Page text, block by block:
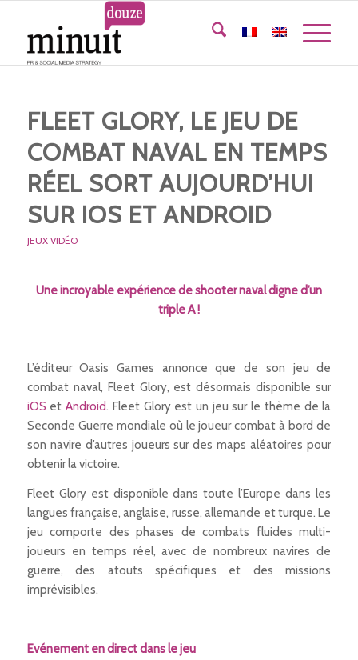
FLEET GLORY, LE JEU DE
COMBAT NAVAL EN TEMPS
RÉEL SORT AUJOURD’HUI
SUR IOS ET ANDROID
JEUX VIDÉO
Une incroyable expérience de shooter naval digne d’un
triple A !
L’éditeur Oasis Games annonce que de son jeu de
combat naval, Fleet Glory, est désormais disponible sur
iOS etAndroid. Fleet Glory est un jeu sur le thème de la
Seconde Guerre mondiale où le joueur combat à bord de
son navire d’autres joueurs sur des maps aléatoires pour
obtenir la victoire.
Fleet Glory est disponible dans toute l’Europe dans les
langues française, anglaise, russe, allemande et turque. Le
jeu comporte des phases de combats fluides multi-
joueurs en temps réel, avec de nombreux navires de
guerre, des atouts spécifiques et des missions
imprévisibles.
Evénement en direct dans le jeu